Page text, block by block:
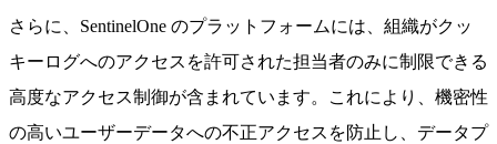
さらに、SentinelOne のプラットフォームには、組織がクッ
キーログへのアクセスを許可された担当者のみに制限できる
高度なアクセス制御が含まれています。これにより、機密性
の高いユーザーデータへの不正アクセスを防止し、データプ